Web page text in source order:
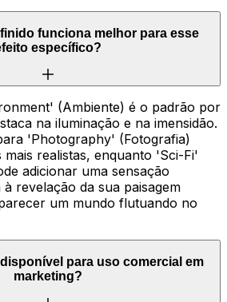
funciona melhor para esse
específico?
(Ambiente) é o padrão por
na iluminação e na imensidão.
'Photography' (Fotografia)
realistas, enquanto 'Sci-Fi'
adicionar uma sensação
revelação da sua paisagem
um mundo flutuando no
para uso comercial em
marketing?